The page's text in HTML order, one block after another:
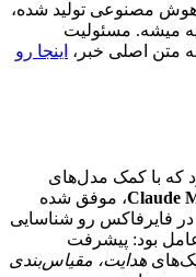
هوش مصنوعی تولید شده،
میشه. مسئولیت
متن اصلی خبر، اینجا رو
که با کمک مدل‌های
Claude، موفق شده
در فایرفاکس رو شناسایی
بود: پیشرفت
هدایت، مقیاس‌بندی